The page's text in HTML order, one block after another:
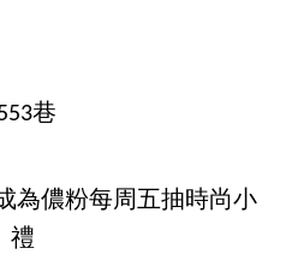
巷
為儂粉每周五抽時尚小
禮